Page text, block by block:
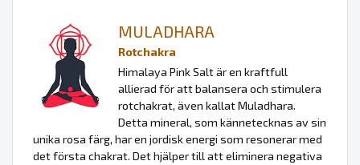
MULADHARA
Rotchakra
Himalaya Pink Salt är en kraftfull
allierad för att balansera och stimulera
rotchakrat, även kallat Muladhara.
Detta mineral, som kännetecknas av sin
unika rosa färg, har en jordisk energi som resonerar med
det första chakrat. Det hjälper till att eliminera negativa